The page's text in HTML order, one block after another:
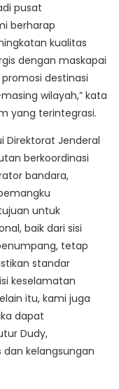
pusat
berharap
kualitas
dengan maskapai
destinasi
wilayah,” kata
yang terintegrasi.
Direktorat Jenderal
berkoordinasi
bandara,
untuk
baik dari sisi
tetap
standar
keselamatan
itu, kami juga
dapat
Dudy,
kelangsungan